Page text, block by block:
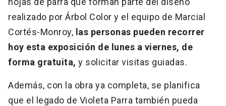
realizado por Árbol Color y el equipo de Marcial
Cortés-Monroy, las personas pueden recorrer
hoy esta exposición de lunes a viernes, de
forma gratuita, y solicitar visitas guiadas.
Además, con la obra ya completa, se planifica
que el legado de Violeta Parra también pueda